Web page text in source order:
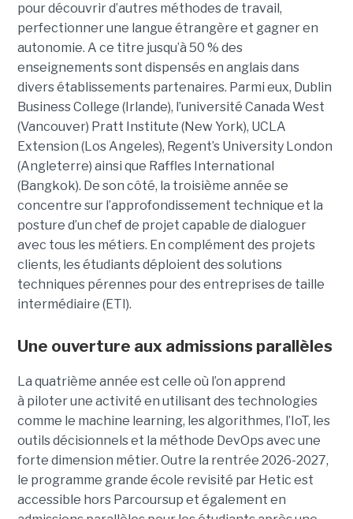
pour découvrir d’autres méthodes de travail,
perfectionner une langue étrangère et gagner en
autonomie. A ce titre jusqu’à 50 % des
enseignements sont dispensés en anglais dans
divers établissements partenaires. Parmi eux, Dublin
Business College (Irlande), l’université Canada West
(Vancouver) Pratt Institute (New York), UCLA
Extension (Los Angeles), Regent’s University London
(Angleterre) ainsi que Raffles International
(Bangkok). De son côté, la troisième année se
concentre sur l’approfondissement technique et la
posture d’un chef de projet capable de dialoguer
avec tous les métiers. En complément des projets
clients, les étudiants déploient des solutions
techniques pérennes pour des entreprises de taille
intermédiaire (ETI).
Une ouverture aux admissions parallèles
La quatrième année est celle où l’on apprend
à piloter une activité en utilisant des technologies
comme le machine learning, les algorithmes, l’IoT, les
outils décisionnels et la méthode DevOps avec une
forte dimension métier. Outre la rentrée 2026-2027,
le programme grande école revisité par Hetic est
accessible hors Parcoursup et également en